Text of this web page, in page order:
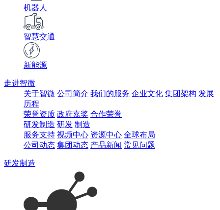
机器人
智慧交通
新能源
走进智微
关于智微 公司简介 我们的服务 企业文化 集团架构 发展
历程
荣誉资质 政府嘉奖 合作荣誉
研发制造 研发 制造
服务支持 视频中心 资源中心 全球布局
公司动态 集团动态 产品新闻 常见问题
研发制造